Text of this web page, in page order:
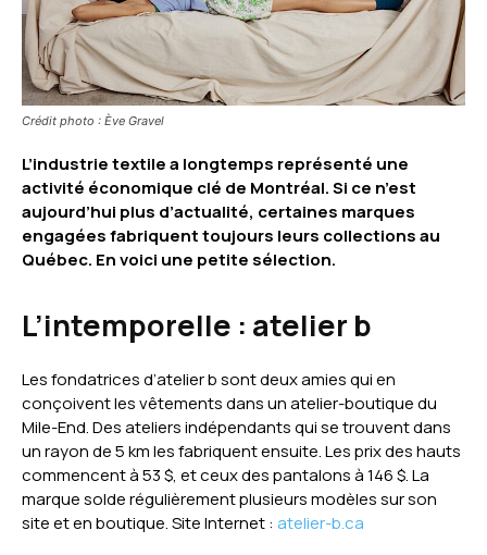
Crédit photo : Ève Gravel
L’industrie textile a longtemps représenté une
activité économique clé de Montréal. Si ce n’est
aujourd’hui plus d’actualité, certaines marques
engagées fabriquent toujours leurs collections au
Québec. En voici une petite sélection.
L’intemporelle : atelier b
Les fondatrices d’atelier b sont deux amies qui en
conçoivent les vêtements dans un atelier-boutique du
Mile-End. Des ateliers indépendants qui se trouvent dans
un rayon de 5 km les fabriquent ensuite. Les prix des hauts
commencent à 53 $, et ceux des pantalons à 146 $. La
marque solde régulièrement plusieurs modèles sur son
site et en boutique. Site Internet : atelier-b.ca